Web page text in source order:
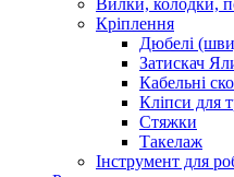
Вилки, колодки,
Кріплення
Дюбелі
Затискач
Кабельні
Кліпси для
Стяжки
Такелаж
Інструмент для